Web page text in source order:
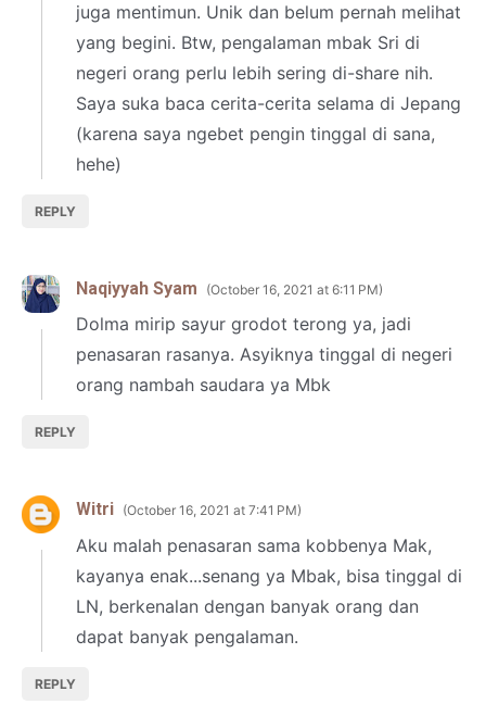
juga mentimun. Unik dan belum pernah melihat
yang begini. Btw, pengalaman mbak Sri di
negeri orang perlu lebih sering di-share nih.
Saya suka baca cerita-cerita selama di Jepang
(karena saya ngebet pengin tinggal di sana,
hehe)
REPLY
Naqiyyah Syam October 16, 2021 at 6:11 PM
Dolma mirip sayur grodot terong ya, jadi
penasaran rasanya. Asyiknya tinggal di negeri
orang nambah saudara ya Mbk
REPLY
Witri October 16, 2021 at 7:41 PM
Aku malah penasaran sama kobbenya Mak,
kayanya enak...senang ya Mbak, bisa tinggal di
LN, berkenalan dengan banyak orang dan
dapat banyak pengalaman.
REPLY